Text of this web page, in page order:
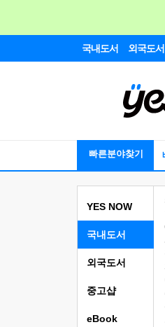
국내도서 외국도서
빠른분야찾기
YES NOW
국내도서
외국도서
중고샵
eBook